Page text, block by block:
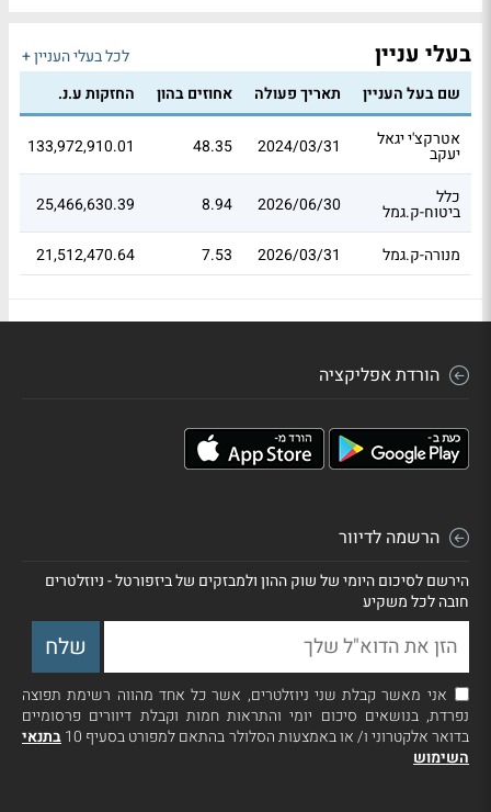
בעלי עניין
לכל בעלי העניין +
שם בעל העניין
תאריך פעולה אחוזים בהון החזקות ע.נ.
אטרקצ'י יגאל
יעקב 2024/03/31
48.35
133,972,910.01
כלל
ביטוח-ק.גמל 2026/06/30
8.94
25,466,630.39
מנורה-ק.גמל 2026/03/31
7.53
21,512,470.64
הורדת אפליקציה
הרשמה לדיוור
הירשם לסיכום היומי של שוק ההון ולמבזקים של ביזפורטל - ניוזלטרים
חובה לכל משקיע
אני מאשר קבלת שני ניוזלטרים, אשר כל אחד מהווה רשימת תפוצה
נפרדת, בנושאים סיכום יומי והתראות חמות וקבלת דיוורים פרסומיים
בדואר אלקטרוני ו/ או באמצעות הסלולר בהתאם למפורט בסעיף 10
בתנאי
השימוש